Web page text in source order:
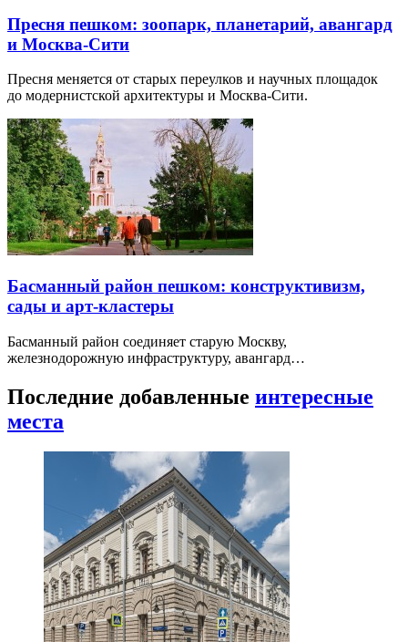
Пресня пешком: зоопарк, планетарий, авангард
и Москва-Сити
Пресня меняется от старых переулков и научных площадок
до модернистской архитектуры и Москва-Сити.
Басманный район пешком: конструктивизм,
сады и арт-кластеры
Басманный район соединяет старую Москву,
железнодорожную инфраструктуру, авангард…
Последние добавленные интересные
места